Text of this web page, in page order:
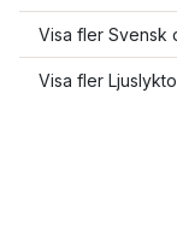
Visa fler Svensk
Visa fler